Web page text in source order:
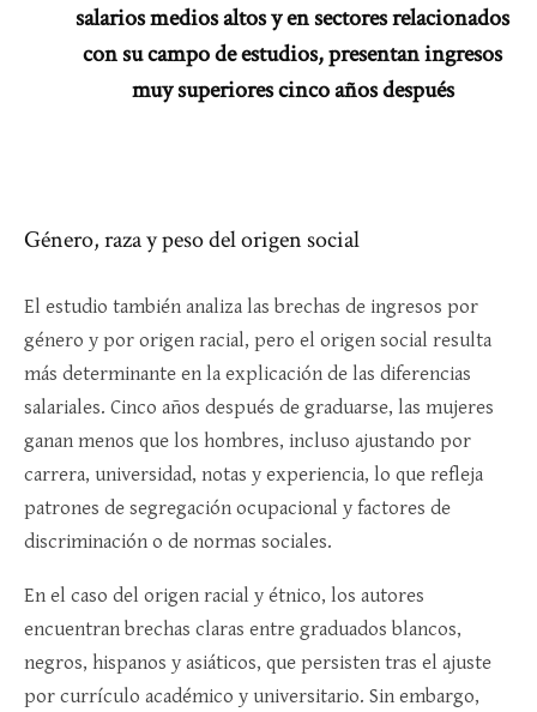
salarios medios altos y en sectores relacionados
con su campo de estudios, presentan ingresos
muy superiores cinco años después
Género, raza y peso del origen social
El estudio también analiza las brechas de ingresos por
género y por origen racial, pero el origen social resulta
más determinante en la explicación de las diferencias
salariales. Cinco años después de graduarse, las mujeres
ganan menos que los hombres, incluso ajustando por
carrera, universidad, notas y experiencia, lo que refleja
patrones de segregación ocupacional y factores de
discriminación o de normas sociales.​
En el caso del origen racial y étnico, los autores
encuentran brechas claras entre graduados blancos,
negros, hispanos y asiáticos, que persisten tras el ajuste
por currículo académico y universitario. Sin embargo,